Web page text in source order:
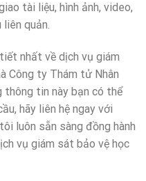
tài liệu, hình ảnh, video,
quản.
nhất về dịch vụ giám
Công ty Thám tử Nhân
thông tin này bạn có thể
hãy liên hệ ngay với
luôn sẵn sàng đồng hành
vụ giám sát bảo vệ học